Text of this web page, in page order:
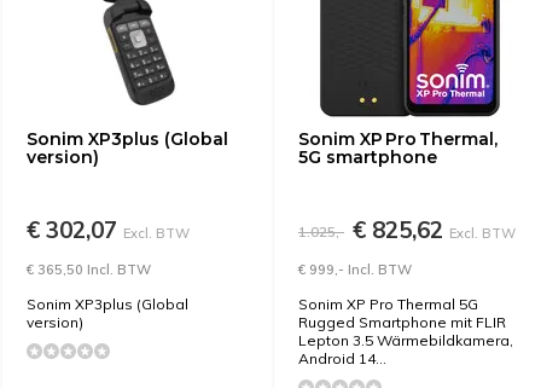
Sonim XP3plus (Global
version)
€ 302,07 Excl. BTW
€ 365,50 Incl. BTW
Sonim XP3plus (Global
version)
Sonim XP Pro Thermal,
5G smartphone
1.025,- € 825,62 Excl. BTW
€ 999,- Incl. BTW
Sonim XP Pro Thermal 5G
Rugged Smartphone mit FLIR
Lepton 3.5 Wärmebildkamera,
Android 14...